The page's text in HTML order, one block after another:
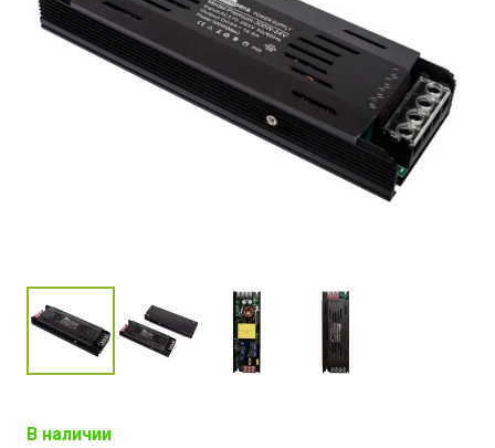
В наличии